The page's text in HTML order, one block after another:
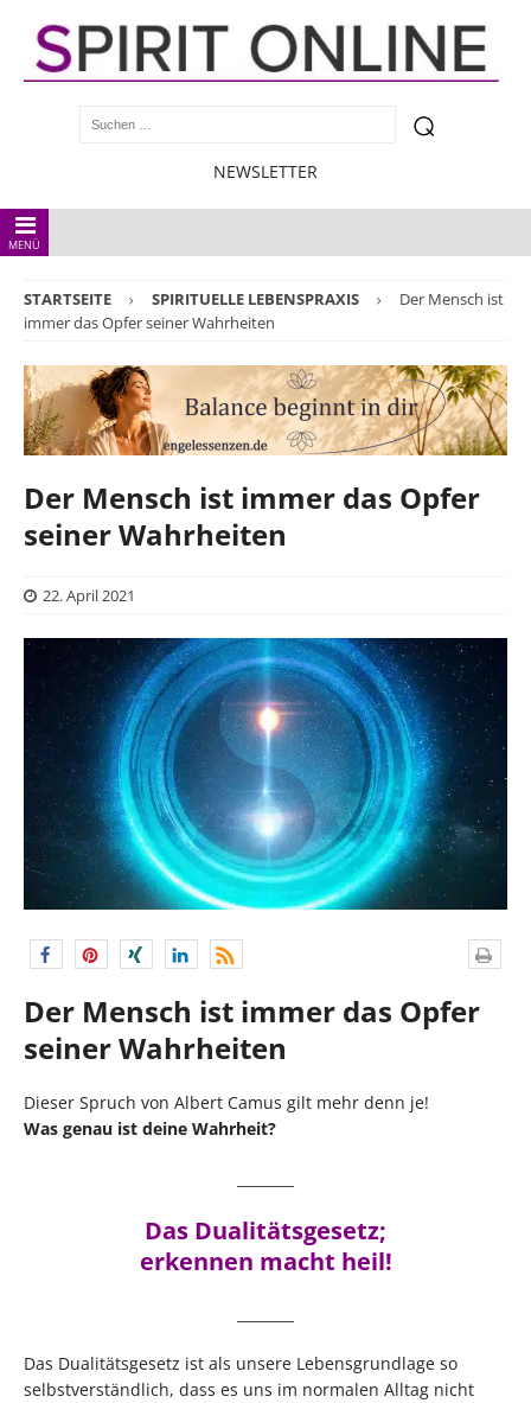
NEWSLETTER
MENÜ
STARTSEITE SPIRITUELLE LEBENSPRAXIS
Der Mensch ist
immer das Opfer seiner Wahrheiten
Der Mensch ist immer das Opfer
seiner Wahrheiten
22. April 2021
Der Mensch ist immer das Opfer
seiner Wahrheiten
Dieser Spruch von Albert Camus gilt mehr denn je!
Was genau ist deine Wahrheit?
Das Dualitätsgesetz;
erkennen macht heil!
Das Dualitätsgesetz ist als unsere Lebensgrundlage so
selbstverständlich, dass es uns im normalen Alltag nicht